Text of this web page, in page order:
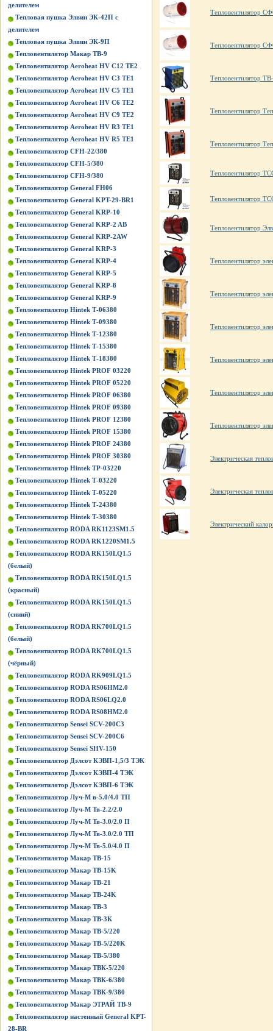
делителем
Тепловая пушка Элвин ЭК-42П с
делителем
Тепловая пушка Элвин ЭК-9П
Тепловентилятор Макар ТВ-9
Тепловентилятор Aeroheat HV C12 TE2
Тепловентилятор Aeroheat HV C3 TE1
Тепловентилятор Aeroheat HV C5 TE1
Тепловентилятор Aeroheat HV C6 TE2
Тепловентилятор Aeroheat HV C9 TE2
Тепловентилятор Aeroheat HV R3 TE1
Тепловентилятор Aeroheat HV R5 TE1
Тепловентилятор CFH-22/380
Тепловентилятор CFH-5/380
Тепловентилятор CFH-9/380
Тепловентилятор General FH06
Тепловентилятор General KPT-29-BR1
Тепловентилятор General KRP-10
Тепловентилятор General KRP-2 AB
Тепловентилятор General KRP-2AW
Тепловентилятор General KRP-3
Тепловентилятор General KRP-4
Тепловентилятор General KRP-5
Тепловентилятор General KRP-8
Тепловентилятор General KRP-9
Тепловентилятор Hintek Т-06380
Тепловентилятор Hintek Т-09380
Тепловентилятор Hintek Т-12380
Тепловентилятор Hintek Т-15380
Тепловентилятор Hintek Т-18380
Тепловентилятор Hintek PROF 03220
Тепловентилятор Hintek PROF 05220
Тепловентилятор Hintek PROF 06380
Тепловентилятор Hintek PROF 09380
Тепловентилятор Hintek PROF 12380
Тепловентилятор Hintek PROF 15380
Тепловентилятор Hintek PROF 24380
Тепловентилятор Hintek PROF 30380
Тепловентилятор Hintek TP-03220
Тепловентилятор Hintek Т-03220
Тепловентилятор Hintek Т-05220
Тепловентилятор Hintek Т-24380
Тепловентилятор Hintek Т-30380
Тепловентилятор RODA RK1123SM1.5
Тепловентилятор RODA RK1220SM1.5
Тепловентилятор RODA RK150LQ1.5
(белый)
Тепловентилятор RODA RK150LQ1.5
(красный)
Тепловентилятор RODA RK150LQ1.5
(синий)
Тепловентилятор RODA RK700LQ1.5
(белый)
Тепловентилятор RODA RK700LQ1.5
(чёрный)
Тепловентилятор RODA RK909LQ1.5
Тепловентилятор RODA RS06HM2.0
Тепловентилятор RODA RS06LQ2.0
Тепловентилятор RODA RS08HM2.0
Тепловентилятор Sensei SCV-200C3
Тепловентилятор Sensei SCV-200C6
Тепловентилятор Sensei SHV-150
Тепловентилятор Дэлсот КЭВП-1,5/3 ТЭК
Тепловентилятор Дэлсот КЭВП-4 ТЭК
Тепловентилятор Дэлсот КЭВП-6 ТЭК
Тепловентилятор Луч-М в-5.0/4.0 ТП
Тепловентилятор Луч-М Тв-2.2/2.0
Тепловентилятор Луч-М Тв-3.0/2.0 П
Тепловентилятор Луч-М Тв-3.0/2.0 ТП
Тепловентилятор Луч-М Тв-5.0/4.0 П
Тепловентилятор Макар ТВ-15
Тепловентилятор Макар ТВ-15K
Тепловентилятор Макар ТВ-21
Тепловентилятор Макар ТВ-24K
Тепловентилятор Макар ТВ-3
Тепловентилятор Макар ТВ-3К
Тепловентилятор Макар ТВ-5/220
Тепловентилятор Макар ТВ-5/220K
Тепловентилятор Макар ТВ-5/380
Тепловентилятор Макар ТВК-5/220
Тепловентилятор Макар ТВК-6/380
Тепловентилятор Макар ТВК-9/380
Тепловентилятор Макар ЭТРАЙ ТВ-9
Тепловентилятор настенный General KPT-
28-BR
Тепловентилятор
Тепловентилятор
Тепловентилятор
Тепловентилятор
Тепловентилятор
Тепловентилятор
Тепловентилятор
Тепловентилятор
Тепловентилятор
Тепловентилятор
Тепловентилятор
Тепловентилятор
Тепловентилятор
Тепловентилятор
Электрическая
Электрическая
Электрический